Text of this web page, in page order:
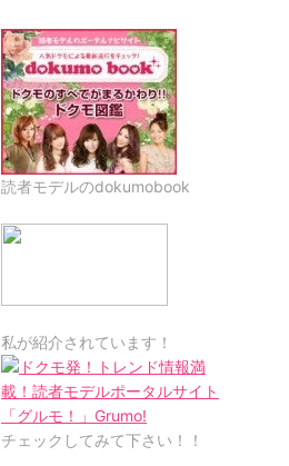
読者モデルのdokumobook
私が紹介されています！
チェックしてみて下さい！！